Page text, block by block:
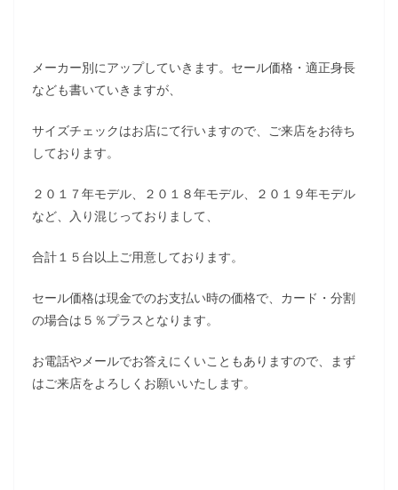
メーカー別にアップしていきます。セール価格・適正身長
なども書いていきますが、
サイズチェックはお店にて行いますので、ご来店をお待ち
しております。
２０１７年モデル、２０１８年モデル、２０１９年モデル
など、入り混じっておりまして、
合計１５台以上ご用意しております。
セール価格は現金でのお支払い時の価格で、カード・分割
の場合は５％プラスとなります。
お電話やメールでお答えにくいこともありますので、まず
はご来店をよろしくお願いいたします。